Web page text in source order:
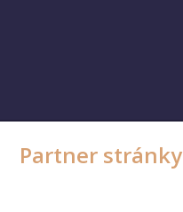
Partner stránky